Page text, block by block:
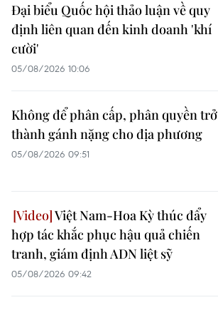
Đại biểu Quốc hội thảo luận về quy
định liên quan đến kinh doanh 'khí
cười'
05/08/2026 10:06
Không để phân cấp, phân quyền trở
thành gánh nặng cho địa phương
05/08/2026 09:51
Việt Nam-Hoa Kỳ thúc đẩy
hợp tác khắc phục hậu quả chiến
tranh, giám định ADN liệt sỹ
05/08/2026 09:42